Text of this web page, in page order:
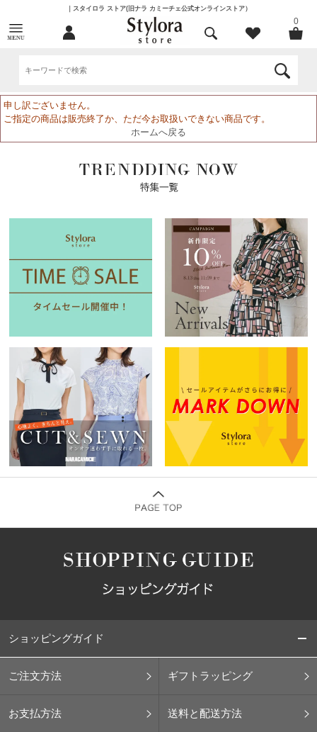
｜スタイロラ ストア(旧ナラ カミーチェ公式オンラインストア）
0
申し訳ございません。
ご指定の商品は販売終了か、ただ今お取扱いできない商品です。
ホームへ戻る
ショッピングガイド
ご注文方法 ギフトラッピング
お支払方法 送料と配送方法